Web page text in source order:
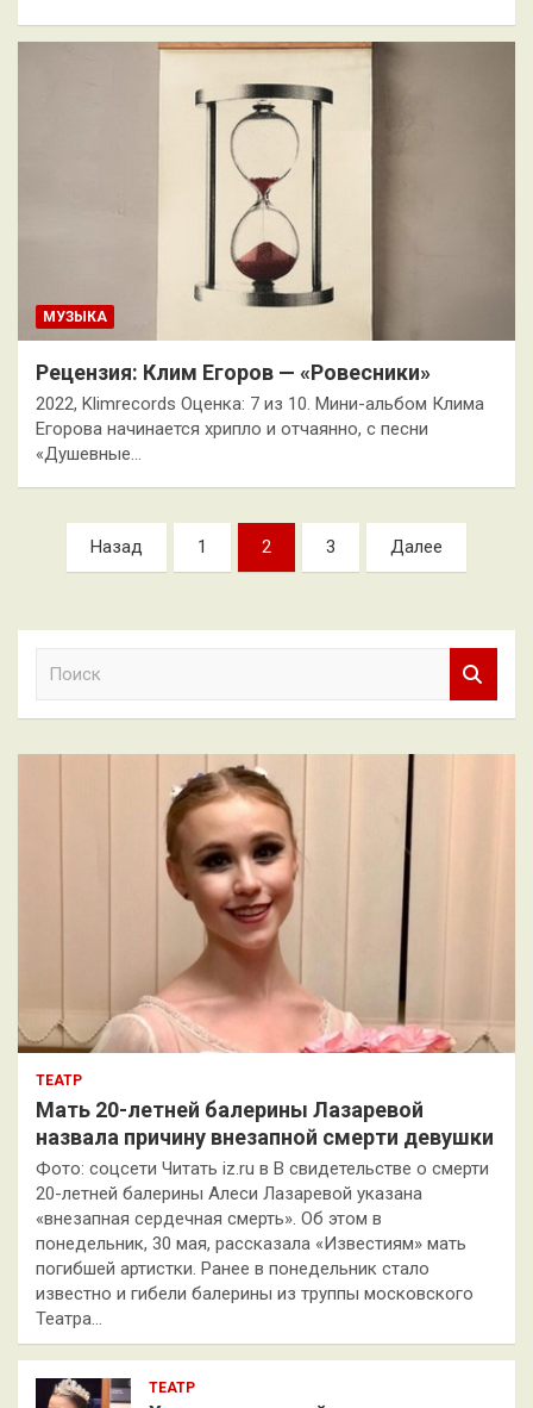
МУЗЫКА
Рецензия: Клим Егоров — «Ровесники»
2022, Klimrecords Оценка: 7 из 10. Мини-альбом Клима
Егорова начинается хрипло и отчаянно, с песни
«Душевные…
Пагинация
записей
Назад 1 2 3 Далее
к
ТЕАТР
Мать 20-летней балерины Лазаревой
назвала причину внезапной смерти девушки
Фото: соцсети Читать iz.ru в В свидетельстве о смерти
20-летней балерины Алеси Лазаревой указана
«внезапная сердечная смерть». Об этом в
понедельник, 30 мая, рассказала «Известиям» мать
погибшей артистки. Ранее в понедельник стало
известно и гибели балерины из труппы московского
Театра…
ТЕАТР